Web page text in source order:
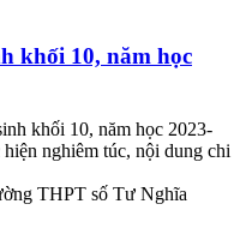
khối 10, năm học
khối 10, năm học 2023-
nghiêm túc, nội dung chi
THPT số Tư Nghĩa